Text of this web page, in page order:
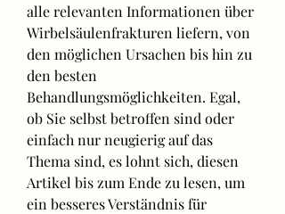
alle relevanten Informationen über
Wirbelsäulenfrakturen liefern, von
den möglichen Ursachen bis hin zu
den besten
Behandlungsmöglichkeiten. Egal,
ob Sie selbst betroffen sind oder
einfach nur neugierig auf das
Thema sind, es lohnt sich, diesen
Artikel bis zum Ende zu lesen, um
ein besseres Verständnis für